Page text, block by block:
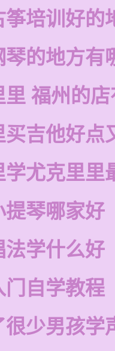
筝培训好的
琴的地方有
里 福州的
买吉他好点
学尤克里里
提琴哪家好
法学什么好
门自学教程
很少男孩学